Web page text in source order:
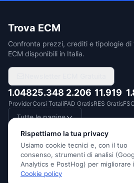
Trova ECM
Confronta prezzi, crediti e tipologie di
ECM disponibili in Italia.
1.048
Provider
25.348
Corsi Totali
2.206
FAD Gratis
11.919
RES Gratis
Tutte le pagine
DUEDITUTTO SRL· P.IVA14522760967·
Milano (Italia)
Privacy PolicyCookie Policy
Rispettiamo la tua privacy
Usiamo cookie tecnici e, con il tuo
consenso, strumenti di analisi
Analytics e PostHog) per migliorare
Cookie policy